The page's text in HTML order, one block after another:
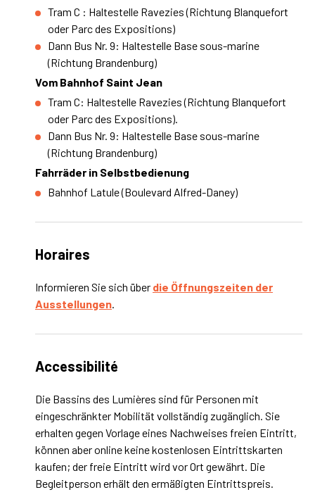
Tram C : Haltestelle Ravezies (Richtung Blanquefort
oder Parc des Expositions)
Dann Bus Nr. 9: Haltestelle Base sous-marine
(Richtung Brandenburg)
Vom Bahnhof Saint Jean
Tram C: Haltestelle Ravezies (Richtung Blanquefort
oder Parc des Expositions).
Dann Bus Nr. 9: Haltestelle Base sous-marine
(Richtung Brandenburg)
Fahrräder in Selbstbedienung
Bahnhof Latule (Boulevard Alfred-Daney)
Horaires
Informieren Sie sich über die Öffnungszeiten der
Ausstellungen.
Accessibilité
Die Bassins des Lumières sind für Personen mit
eingeschränkter Mobilität vollständig zugänglich. Sie
erhalten gegen Vorlage eines Nachweises freien Eintritt,
können aber online keine kostenlosen Eintrittskarten
kaufen; der freie Eintritt wird vor Ort gewährt. Die
Begleitperson erhält den ermäßigten Eintrittspreis.